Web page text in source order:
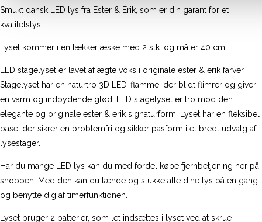
Smukt dansk LED lys fra Ester & Erik, som er din garant for et
kvalitetslys.
Lyset kommer i en lækker æske med 2 stk. og måler 40 cm.
LED stagelyset er lavet af ægte voks i originale ester & erik farver.
Stagelyset har en naturtro 3D LED-flamme, der blidt flimrer og giver
en varm og indbydende glød. LED stagelyset er tro mod den
elegante og originale ester & erik signaturform. Lyset har en fleksibel
base, der sikrer en problemfri og sikker pasform i et bredt udvalg af
lysestager.
Har du mange LED lys kan du med fordel købe fjernbetjening her på
shoppen. Med den kan du tænde og slukke alle dine lys på en gang
og benytte dig af timerfunktionen.
Lyset bruger 2 batterier, som let indsættes i lyset ved at skrue